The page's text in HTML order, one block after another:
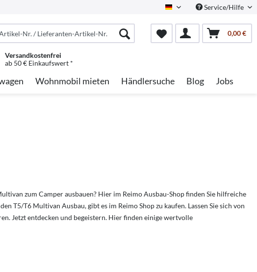
German Service/Hilfe
0,00 €
Versandkostenfrei
ab 50 € Einkaufswert *
Wohnmobil mieten Händlersuche Blog Jobs
zum Camper ausbauen? Hier im Reimo Ausbau-Shop finden Sie hilfreiche
T5/T6 Multivan Ausbau, gibt es im Reimo Shop zu kaufen. Lassen Sie sich von
Jetzt entdecken und begeistern. Hier finden einige wertvolle